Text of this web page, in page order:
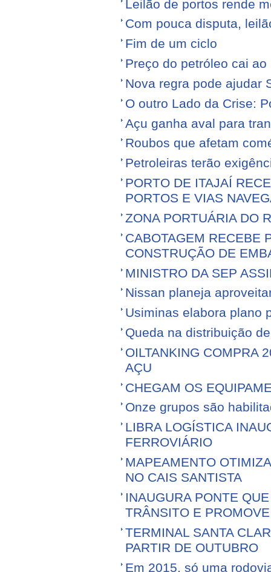
Leilão de portos rende
Com pouca disputa,
Fim de um ciclo
Preço do petróleo cai
Nova regra pode ajudar
O outro Lado da Crise:
Açu ganha aval para
Roubos que afetam
Petroleiras terão
PORTO DE ITAJAÍ
PORTOS E VIAS
ZONA PORTUÁRIA DO
CABOTAGEM RECEBE
CONSTRUÇÃO DE
MINISTRO DA SEP
Nissan planeja
Usiminas elabora plano
Queda na distribuição
OILTANKING COMPRA
AÇU
CHEGAM OS
Onze grupos são
LIBRA LOGÍSTICA
FERROVIÁRIO
MAPEAMENTO
NO CAIS SANTISTA
INAUGURA PONTE
TRÂNSITO E
TERMINAL SANTA
PARTIR DE OUTUBRO
Em 2015, só uma